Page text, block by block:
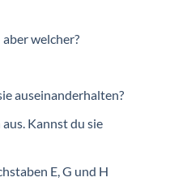
welcher?
auseinanderhalten?
Kannst du sie
E, G und H